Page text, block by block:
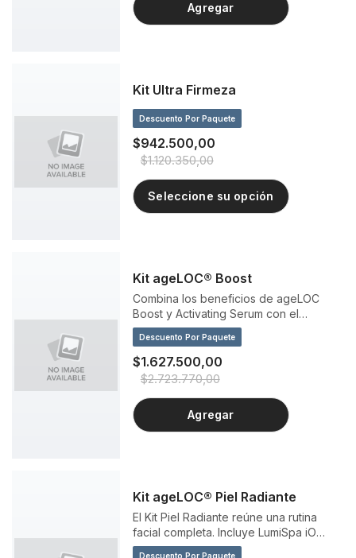
Agregar
Kit Ultra Firmeza
Descuento Por Paquete
$942.500,00
$1.120.350,00
Seleccione su opción
Kit ageLOC® Boost
Combina los beneficios de ageLOC
Boost y Activating Serum con el
poderoso reafirmante ageLOC® Tru
Face® Essence Ultra.
Descuento Por Paquete
$1.627.500,00
$2.723.770,00
Agregar
Kit ageLOC® Piel Radiante
El Kit Piel Radiante reúne una rutina
facial completa. Incluye LumiSpa iO
Rose Gold con su limpiador para una
Descuento Por Paquete